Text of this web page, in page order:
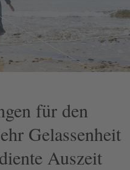
für den
Gelassenheit
Auszeit